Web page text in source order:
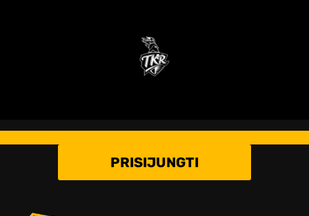
PRISIJUNGTI